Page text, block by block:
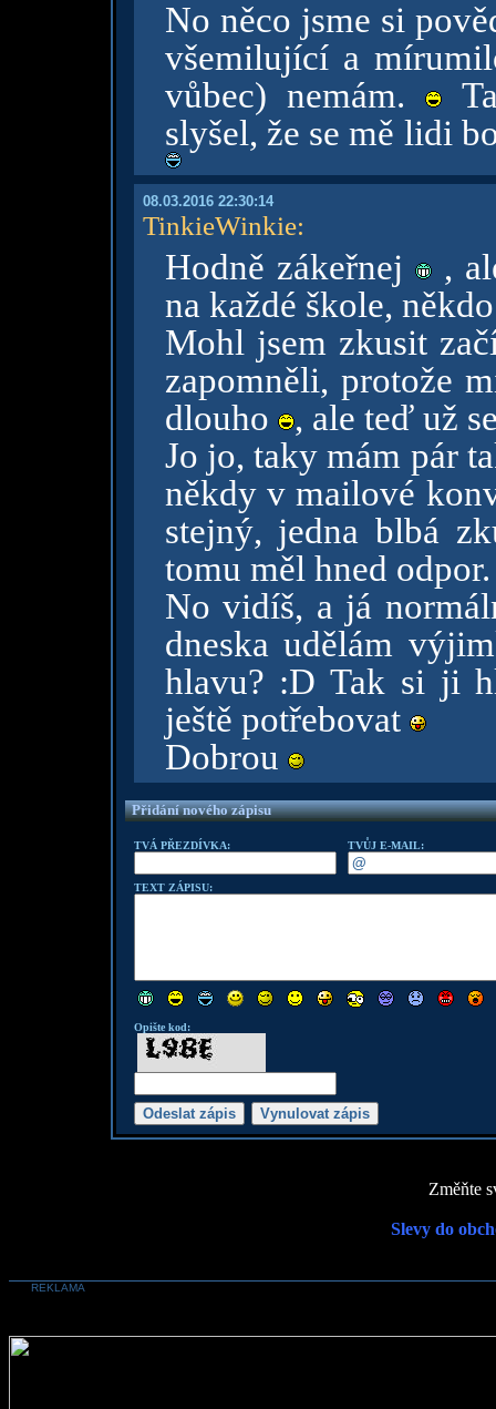
No něco jsme si
všemilující a
vůbec) nemám.
slyšel, že se mě lidi
08.03.2016 22:30:14
TinkieWinkie:
Hodně zákeřnej
,
na každé škole,
Mohl jsem zkusit
zapomněli, protože
dlouho
, ale teď už
Jo jo, taky mám pár
někdy v mailové
stejný, jedna blbá
tomu měl hned odpor.
No vidíš, a já
dneska udělám
hlavu? :D Tak si ji
ještě potřebovat
Dobrou
Přidání nového zápisu
TVÁ PŘEZDÍVKA: TVŮJ E-MAIL:
TEXT ZÁPISU:
Opište kod:
Změňte
Slevy do
REKLAMA